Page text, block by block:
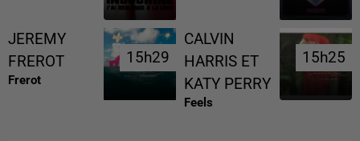
JEREMY
FREROT
Frerot
15h29
15h29
CALVIN
HARRIS ET
KATY PERRY
Feels
15h25
15h25